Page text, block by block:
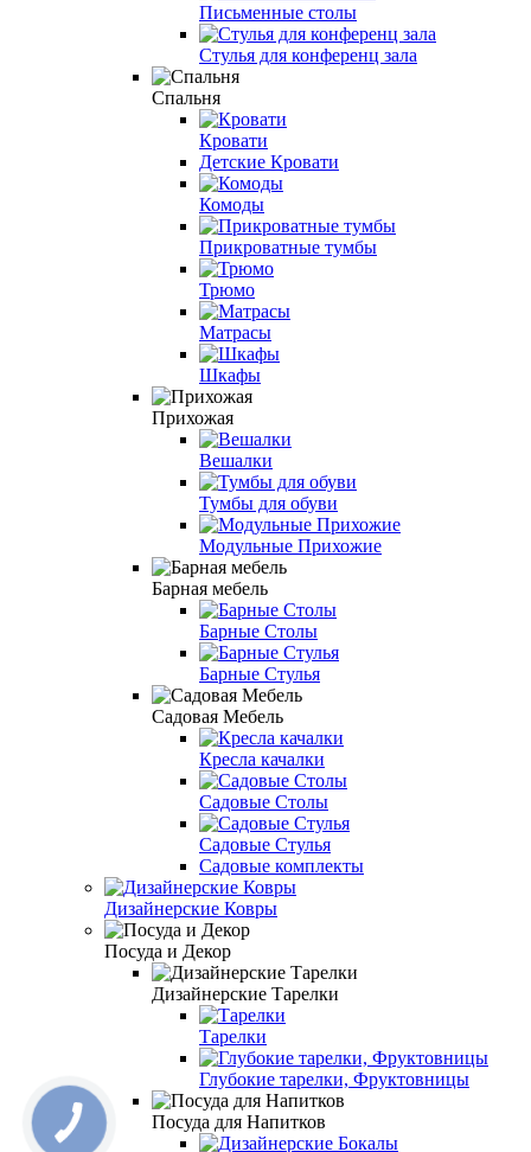
Письменные столы
Стулья для конференц зала
Спальня
Кровати
Детские Кровати
Комоды
Прикроватные тумбы
Трюмо
Матрасы
Шкафы
Прихожая
Вешалки
Тумбы для обуви
Модульные Прихожие
Барная мебель
Барные Столы
Барные Стулья
Садовая Мебель
Кресла качалки
Садовые Столы
Садовые Стулья
Садовые комплекты
Дизайнерские Ковры
Посуда и Декор
Дизайнерские Тарелки
Тарелки
Глубокие тарелки, Фруктовницы
Посуда для Напитков